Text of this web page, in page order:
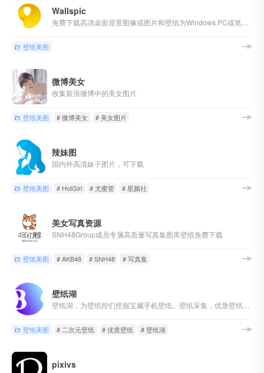
Wallspic
壁纸美图
微博美女
收集新浪微博中的美女图片
壁纸美图 # 微博美女 # 美女图片
辣妹图
国内外高清妹子图片，可下载
壁纸美图 # HotGirl # 尤蜜荟 # 星颜社
美女写真资源
SNH48Group成员专属高质量写真集图库壁纸免费下载
壁纸美图 # AKB48 # SNH48 # 写真集
壁纸湖
壁纸美图 # 二次元壁纸 # 优质壁纸 # 壁纸湖
pixivs